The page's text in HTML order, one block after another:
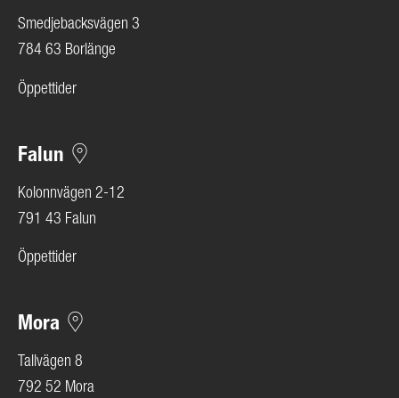
Smedjebacksvägen 3
784 63 Borlänge
Öppettider
Falun
Kolonnvägen 2-12
791 43 Falun
Öppettider
Mora
Tallvägen 8
792 52 Mora